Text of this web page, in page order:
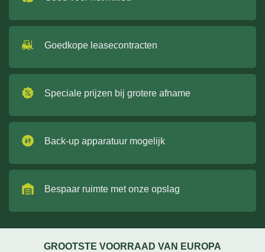
Goedkope leasecontracten
Speciale prijzen bij grotere afname
Back-up apparatuur mogelijk
Bespaar ruimte met onze opslag
GROOTSTE VOORRAAD VAN EUROPA